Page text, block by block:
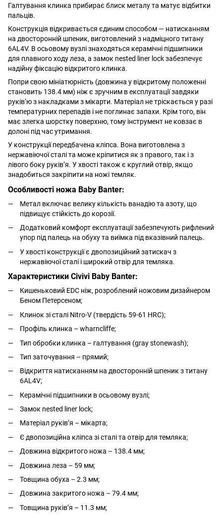
Галтування клинка прибирає блиск металу та матує відбитки
пальців.
Конструкція відкривається єдиним способом — натисканням
на двосторонній шпеник, виготовлений з надміцного титану
6AL4V. В осьовому вузлі знаходяться керамічні підшипники
для плавного ходу леза, а замок nested liner lock забезпечує
надійну фіксацію відкритого клинка.
Попри свою мініатюрність (довжина у відкритому положенні
становить 138.4 мм) ніж є зручним в експлуатації завдяки
руківʼю з накладками з мікарти. Матеріал не тріскається у разі
температурних перепадів і не поглинає запахи. Крім того, він
має злегка шорстку поверхню, тому інструмент не ковзає в
долоні під час утримання.
У конструкції передбачена кліпса. Вона виготовлена з
нержавіючої сталі та може кріпитися як з правого, так і з
лівого боку руківʼя. У хвості також є круглий отвір, якщо
знадобиться закріпити на ножі темляк.
Особливості ножа Baby Banter:
Метал включає велику кількість ванадію та азоту, що
підвищує стійкість до корозії.
Додатковий комфорт експлуатації забезпечують рифлений
упор під палець на обуху та виїмка під вказівний палець.
У хвості конструкції є двопозиційний затискач з
нержавіючої сталі і широкий отвір для темляка.
Характеристики Civivi Baby Banter:
Кишеньковий EDC ніж, розроблений ножовим дизайнером
Беном Петерсеном;
Клинок зі сталі Nitro-V (твердість 59-61 HRC);
Профіль клинка – wharncliffe;
Тип обробки клинка – галтування (gray stonewash);
Тип заточування – прямий;
Відкриття натисканням на двосторонній шпеник з титану
6AL4V;
Керамічні підшипники в осьовому вузлі;
Замок nested liner lock;
Матеріал руківʼя – мікарта;
Є двопозиційна кліпса зі сталі та отвір для темляка;
Довжина відкритого ножа – 138.4 мм;
Довжина леза – 59 мм;
Товщина обуха – 2.3 мм;
Довжина закритого ножа – 79.4 мм;
Товщина руківʼя – 11.3 мм;